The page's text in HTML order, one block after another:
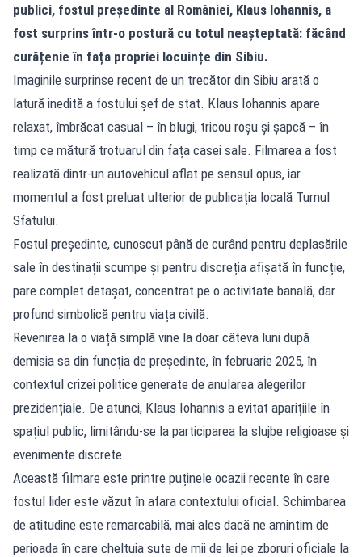
publici, fostul președinte al României, Klaus Iohannis, a
fost surprins într-o postură cu totul neașteptată: făcând
curățenie în fața propriei locuințe din Sibiu.
Imaginile surprinse recent de un trecător din Sibiu arată o
latură inedită a fostului șef de stat. Klaus Iohannis apare
relaxat, îmbrăcat casual – în blugi, tricou roșu și șapcă – în
timp ce mătură trotuarul din fața casei sale. Filmarea a fost
realizată dintr-un autovehicul aflat pe sensul opus, iar
momentul a fost preluat ulterior de publicația locală Turnul
Sfatului.
Fostul președinte, cunoscut până de curând pentru deplasările
sale în destinații scumpe și pentru discreția afișată în funcție,
pare complet detașat, concentrat pe o activitate banală, dar
profund simbolică pentru viața civilă.
Revenirea la o viață simplă vine la doar câteva luni după
demisia sa din funcția de președinte, în februarie 2025, în
contextul crizei politice generate de anularea alegerilor
prezidențiale. De atunci, Klaus Iohannis a evitat aparițiile în
spațiul public, limitându-se la participarea la slujbe religioase și
evenimente discrete.
Această filmare este printre puținele ocazii recente în care
fostul lider este văzut în afara contextului oficial. Schimbarea
de atitudine este remarcabilă, mai ales dacă ne amintim de
perioada în care cheltuia sute de mii de lei pe zboruri oficiale la